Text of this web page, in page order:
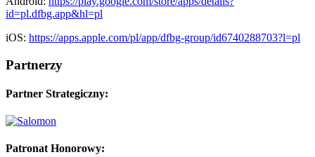
id=pl.dfbg.app&hl=pl
iOS: https://apps.apple.com/pl/app/dfbg-group/id6740288703?l=pl
Partnerzy
Partner Strategiczny:
Patronat Honorowy: